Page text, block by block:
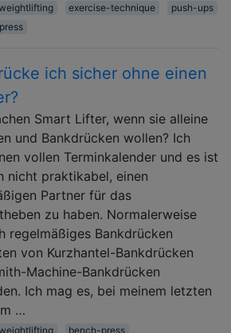
exercise-technique
push-ups
ich sicher ohne einen
Smart Lifter, wenn sie alleine
und Bankdrücken wollen? Ich
vollen Terminkalender und es ist
nicht praktikabel, einen
Partner für das
zu haben. Normalerweise
regelmäßiges Bankdrücken
von Kurzhantel-Bankdrücken
Machine-Bankdrücken
Ich mag es, bei meinem letzten
…
bench-press